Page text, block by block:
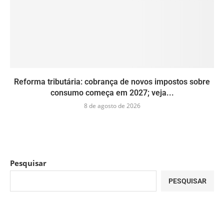
Reforma tributária: cobrança de novos impostos sobre
consumo começa em 2027; veja...
8 de agosto de 2026
Pesquisar
PESQUISAR